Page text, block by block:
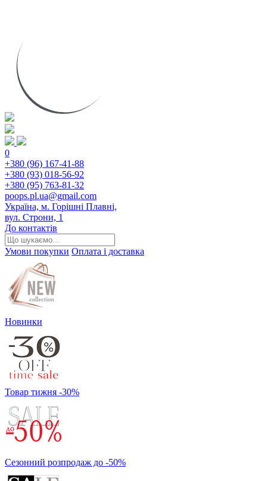
0
+380 (96) 167-41-88
+380 (93) 018-56-92
+380 (95) 763-81-32
poops.pl.ua@gmail.com
Україна, м. Горішні Плавні,
вул. Строни, 1
До контактів
Умови покупки Оплата і доставка
Новинки
Товар тижня -30%
Сезонний розпродаж до -50%